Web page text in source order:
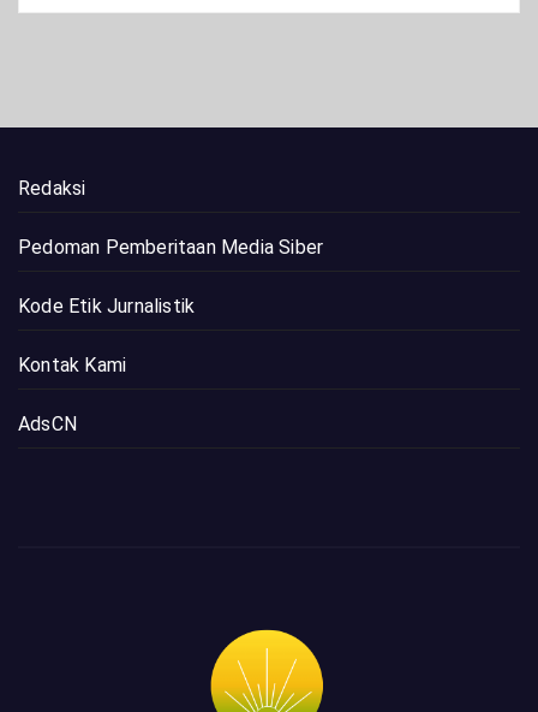
Redaksi
Pedoman Pemberitaan Media Siber
Kode Etik Jurnalistik
Kontak Kami
AdsCN